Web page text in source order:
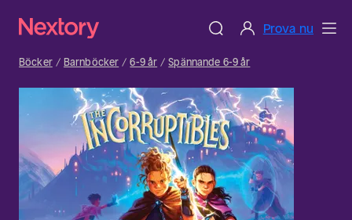
Prova nu
Böcker Barnböcker 6-9 år Spännande 6-9 år